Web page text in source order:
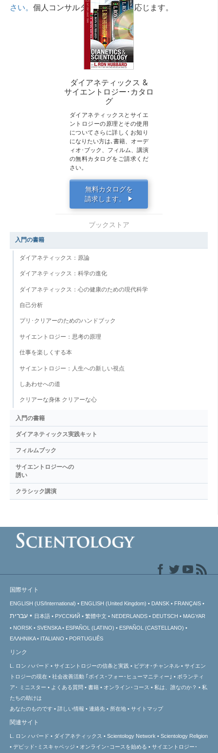
さい。 個人コンサルタントが相談に応じます。
ダイアネティックス &
サイエントロジー･カタロ
グ
ダイアネティックスとサイエ
ントロジーの原理とその使用
についてさらに詳しくお知り
になりたい方は､書籍、オーデ
ィオ･ブック、フィルム、講演
の無料カタログをご請求くだ
さい。
無料カタログを
請求します。
▶
ブックストア
入門の書籍
ダイアネティックス：原論
ダイアネティックス：科学の進化
ダイアネティックス：心の健康のための現代科学
自己分析
プリ･クリアーのためのハンドブック
サイエントロジー：思考の原理
仕事を楽しくする本
サイエントロジー：人生への新しい視点
しあわせへの道
クリアーな身体 クリアーな心
入門の書籍
ダイアネティックス実践キット
フィルムブック
サイエントロジーへの
誘い
クラシック講演
国際サイト
ENGLISH (US/International) ENGLISH (United Kingdom) DANSK FRANÇAIS
עברית 日本語 РУССКИЙ 繁體中文 NEDERLANDS DEUTSCH
MAGYAR
NORSK
SVENSKA ESPAÑOL (LATINO)
ESPAÑOL (CASTELLANO)
ΕΛΛΗΝΙΚA
ITALIANO PORTUGUÊS
リンク
L. ロン ハバード サイエントロジーの信条と実践 ビデオ･チャンネル
サイエン
トロジーの現在 社会改善活動 ｢ボイス･フォー･ヒューマニティー｣
ボランティ
ア･
ミニスター よくある質問 書籍 オンライン･コース 私は、誰なのか？
私
たちの助けは
あなたのものです
詳しい情報 連絡先 所在地 サイトマップ
関連サイト
L. ロン ハバード ダイアネティックス Scientology Network
Scientology Religion
デビッド･ミスキャベッジ
オンライン･コースを始める サイエントロジー･